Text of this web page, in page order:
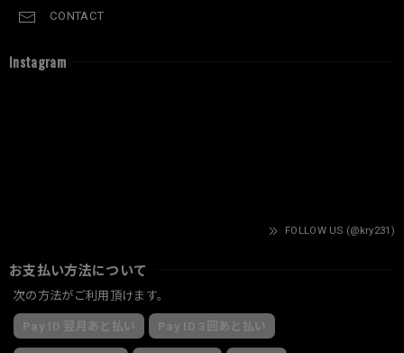
CONTACT
Instagram
FOLLOW US (@kry231)
お支払い方法について
次の方法がご利用頂けます。
Pay ID 翌月あと払い Pay ID 3回あと払い